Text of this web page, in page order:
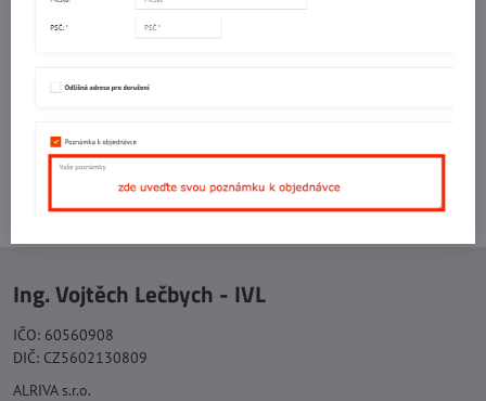
Twitter
Potřebujete poradit s objednávkou?
+420 577 523 563
Ing. Vojtěch Lečbych - IVL
IČO: 60560908
DIČ: CZ5602130809
ALRIVA s.r.o.